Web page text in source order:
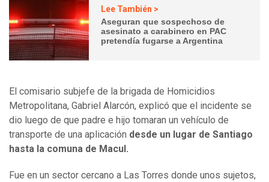
Lee También >
Aseguran que sospechoso de
asesinato a carabinero en PAC
pretendía fugarse a Argentina
El comisario subjefe de la brigada de Homicidios
Metropolitana, Gabriel Alarcón, explicó que el incidente se
dio luego de que padre e hijo tomaran un vehículo de
transporte de una aplicación desde un lugar de Santiago
hasta la comuna de Macul.
Fue en un sector cercano a Las Torres donde unos sujetos,